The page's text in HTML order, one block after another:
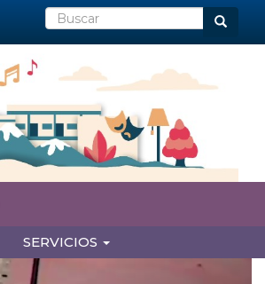
Buscar Buscar
SERVICIOS
Next